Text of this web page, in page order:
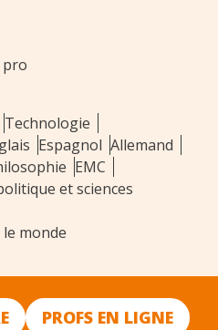
pro
Technologie
Espagnol Allemand
EMC
et sciences
monde
PROFS EN LIGNE